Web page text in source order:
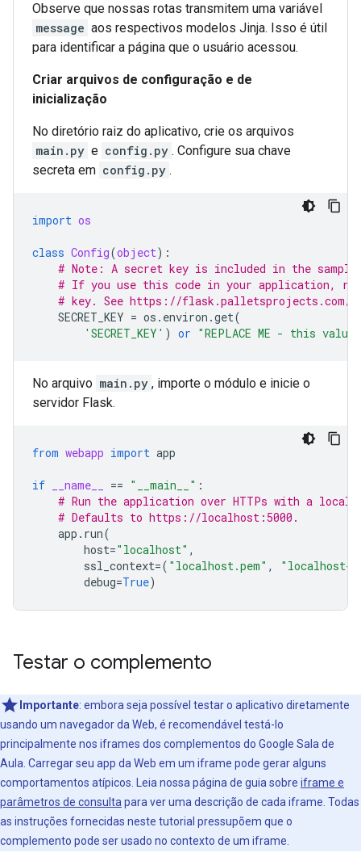
Observe que nossas rotas transmitem uma variável
message aos respectivos modelos Jinja. Isso é útil
para identificar a página que o usuário acessou.
Criar arquivos de configuração e de
inicialização
No diretório raiz do aplicativo, crie os arquivos
main.py e config.py . Configure sua chave
secreta em config.py .
import os
class Config(object):
# Note: A secret key is included in the
# If you use this code in your application,
# key. See https://flask.palletsprojects.com/
SECRET_KEY = os . environ .get(
'SECRET_KEY' ) or "REPLACE ME - this
No arquivo main.py , importe o módulo e inicie o
servidor Flask.
from webapp import app
if __name__ == "__main__" :
# Run the application over HTTPs with a
# Defaults to https://localhost:5000.
app . run(
host="localhost" ,
ssl_context=( "localhost.pem" ,
"localhost-
debug=True)
Testar o complemento
Importante: embora seja possível testar o aplicativo diretamente
usando um navegador da Web, é recomendável testá-lo
principalmente nos iframes dos complementos do Google Sala de
Aula. Carregar seu app da Web em um iframe pode gerar alguns
comportamentos atípicos. Leia nossa página de guia sobre iframe e
parâmetros de consulta para ver uma descrição de cada iframe. Todas
as instruções fornecidas neste tutorial pressupõem que o
complemento pode ser usado no contexto de um iframe.